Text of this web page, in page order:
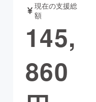
書籍・雑誌
チャレンジ
現在の支援総
額
145,
860